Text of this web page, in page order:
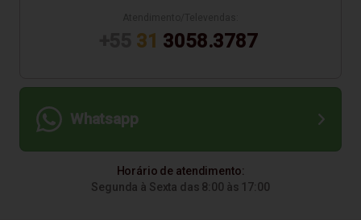
31 3058.3787
Whatsapp
Horário de atendimento:
Segunda à Sexta das 8:00 às 17:00